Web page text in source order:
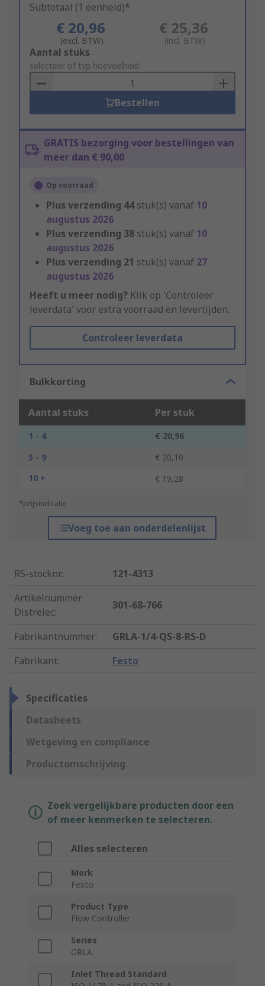
Subtotaal (1 eenheid)*
€ 20,96
(excl. BTW)
€ 25,36
(incl. BTW)
Add
to
Basket
Aantal stuks
selecteer of typ hoeveelheid
Bestellen
GRATIS bezorging voor bestellingen van
meer dan € 90,00
Op voorraad
Plus verzending 44stuk(s) vanaf 10
augustus 2026
Plus verzending 38 stuk(s) vanaf 10
augustus 2026
Plus verzending 21 stuk(s) vanaf 27
augustus 2026
Heeft u meer nodig? Klik op 'Controleer
leverdata' voor extra voorraad en levertijden.
Controleer leverdata
Bulkkorting
Aantal stuks Per stuk
1 - 4
€ 20,96
5 - 9
€ 20,10
10 +
€ 19,28
*prijsindicatie
Voeg toe aan onderdelenlijst
RS-stocknr.:
121-4313
Artikelnummer
Distrelec:
301-68-766
Fabrikantnummer:
GRLA-1/4-QS-8-RS-D
Fabrikant: Festo
Specificaties
Datasheets
Wetgeving en compliance
Productomschrijving
Zoek vergelijkbare producten door een
of meer kenmerken te selecteren.
Alles selecteren
Merk
Festo
Product Type
Flow Controller
Series
GRLA
Inlet Thread Standard